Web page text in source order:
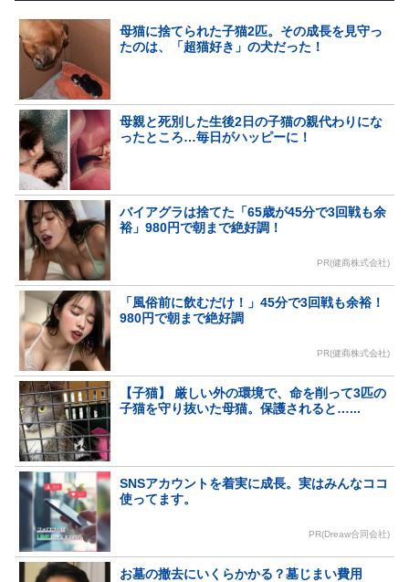
母猫に捨てられた子猫2匹。その成長を見守っ
たのは、「超猫好き」の犬だった！
母親と死別した生後2日の子猫の親代わりにな
ったところ…毎日がハッピーに！
バイアグラは捨てた「65歳が45分で3回戦も余
裕」980円で朝まで絶好調！
PR(健商株式会社)
「風俗前に飲むだけ！」45分で3回戦も余裕！
980円で朝まで絶好調
PR(健商株式会社)
【子猫】 厳しい外の環境で、命を削って3匹の
子猫を守り抜いた母猫。保護されると…...
SNSアカウントを着実に成長。実はみんなココ
使ってます。
PR(Dreaw合同会社)
お墓の撤去にいくらかかる？墓じまい費用